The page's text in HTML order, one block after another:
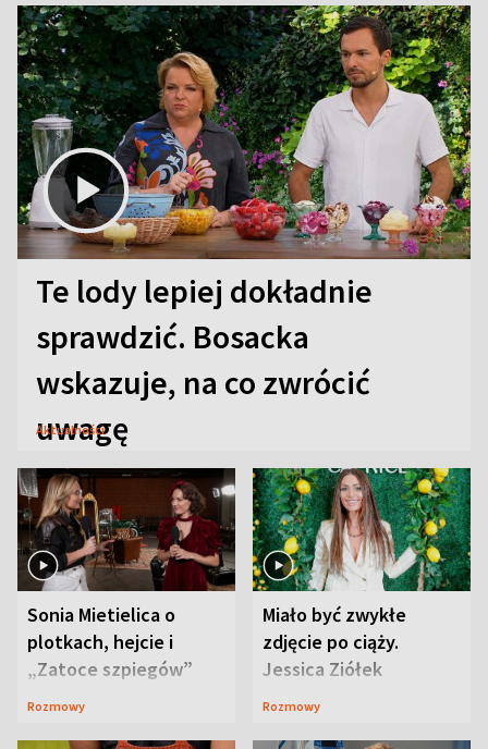
Te lody lepiej dokładnie
sprawdzić. Bosacka
wskazuje, na co zwrócić
uwagę
Aktualności
Sonia Mietielica o
plotkach, hejcie i
„Zatoce szpiegów”
Rozmowy
Miało być zwykłe
zdjęcie po ciąży.
Jessica Ziółek
wywołała lawinę
Rozmowy